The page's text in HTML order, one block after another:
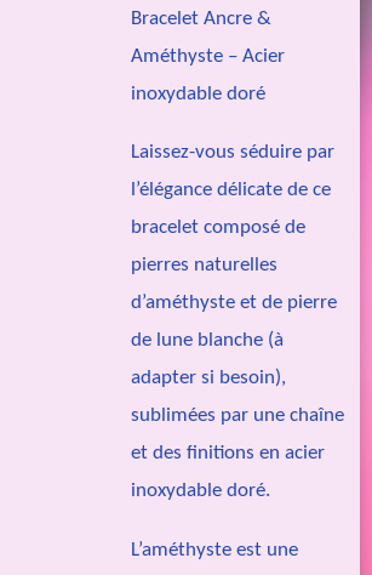
Bracelet Ancre &
Améthyste – Acier
inoxydable doré
Laissez-vous séduire par
l’élégance délicate de ce
bracelet composé de
pierres naturelles
d’améthyste et de pierre
de lune blanche (à
adapter si besoin),
sublimées par une chaîne
et des finitions en acier
inoxydable doré.
L’améthyste est une